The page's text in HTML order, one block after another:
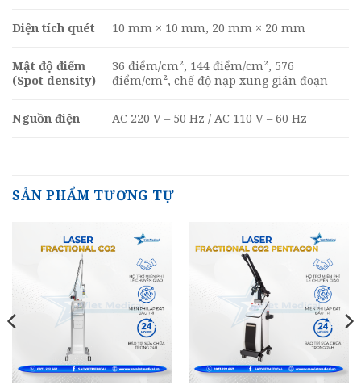
Diện tích quét 10 mm × 10 mm, 20 mm × 20 mm
Mật độ điểm
(Spot density)
36 điểm/cm², 144 điểm/cm², 576
điểm/cm², chế độ nạp xung gián đoạn
Nguồn điện AC 220 V – 50 Hz / AC 110 V – 60 Hz
SẢN PHẨM TƯƠNG TỰ